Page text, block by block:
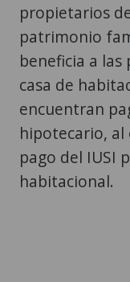
propietarios
patrimonio
beneficia a las
casa de
encuentran
hipotecario, al
pago del IUSI
habitacional.